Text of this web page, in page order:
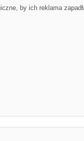
by ich reklama